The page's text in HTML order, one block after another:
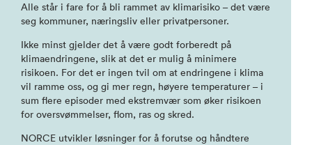
Alle står i fare for å bli rammet av klimarisiko – det være
seg kommuner, næringsliv eller privatpersoner.
Ikke minst gjelder det å være godt forberedt på
klimaendringene, slik at det er mulig å minimere
risikoen. For det er ingen tvil om at endringene i klima
vil ramme oss, og gi mer regn, høyere temperaturer – i
sum flere episoder med ekstremvær som øker risikoen
for oversvømmelser, flom, ras og skred.
NORCE utvikler løsninger for å forutse og håndtere